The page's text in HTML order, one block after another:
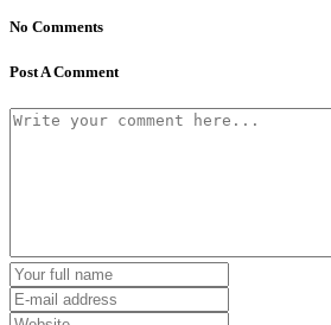
No Comments
Post A Comment